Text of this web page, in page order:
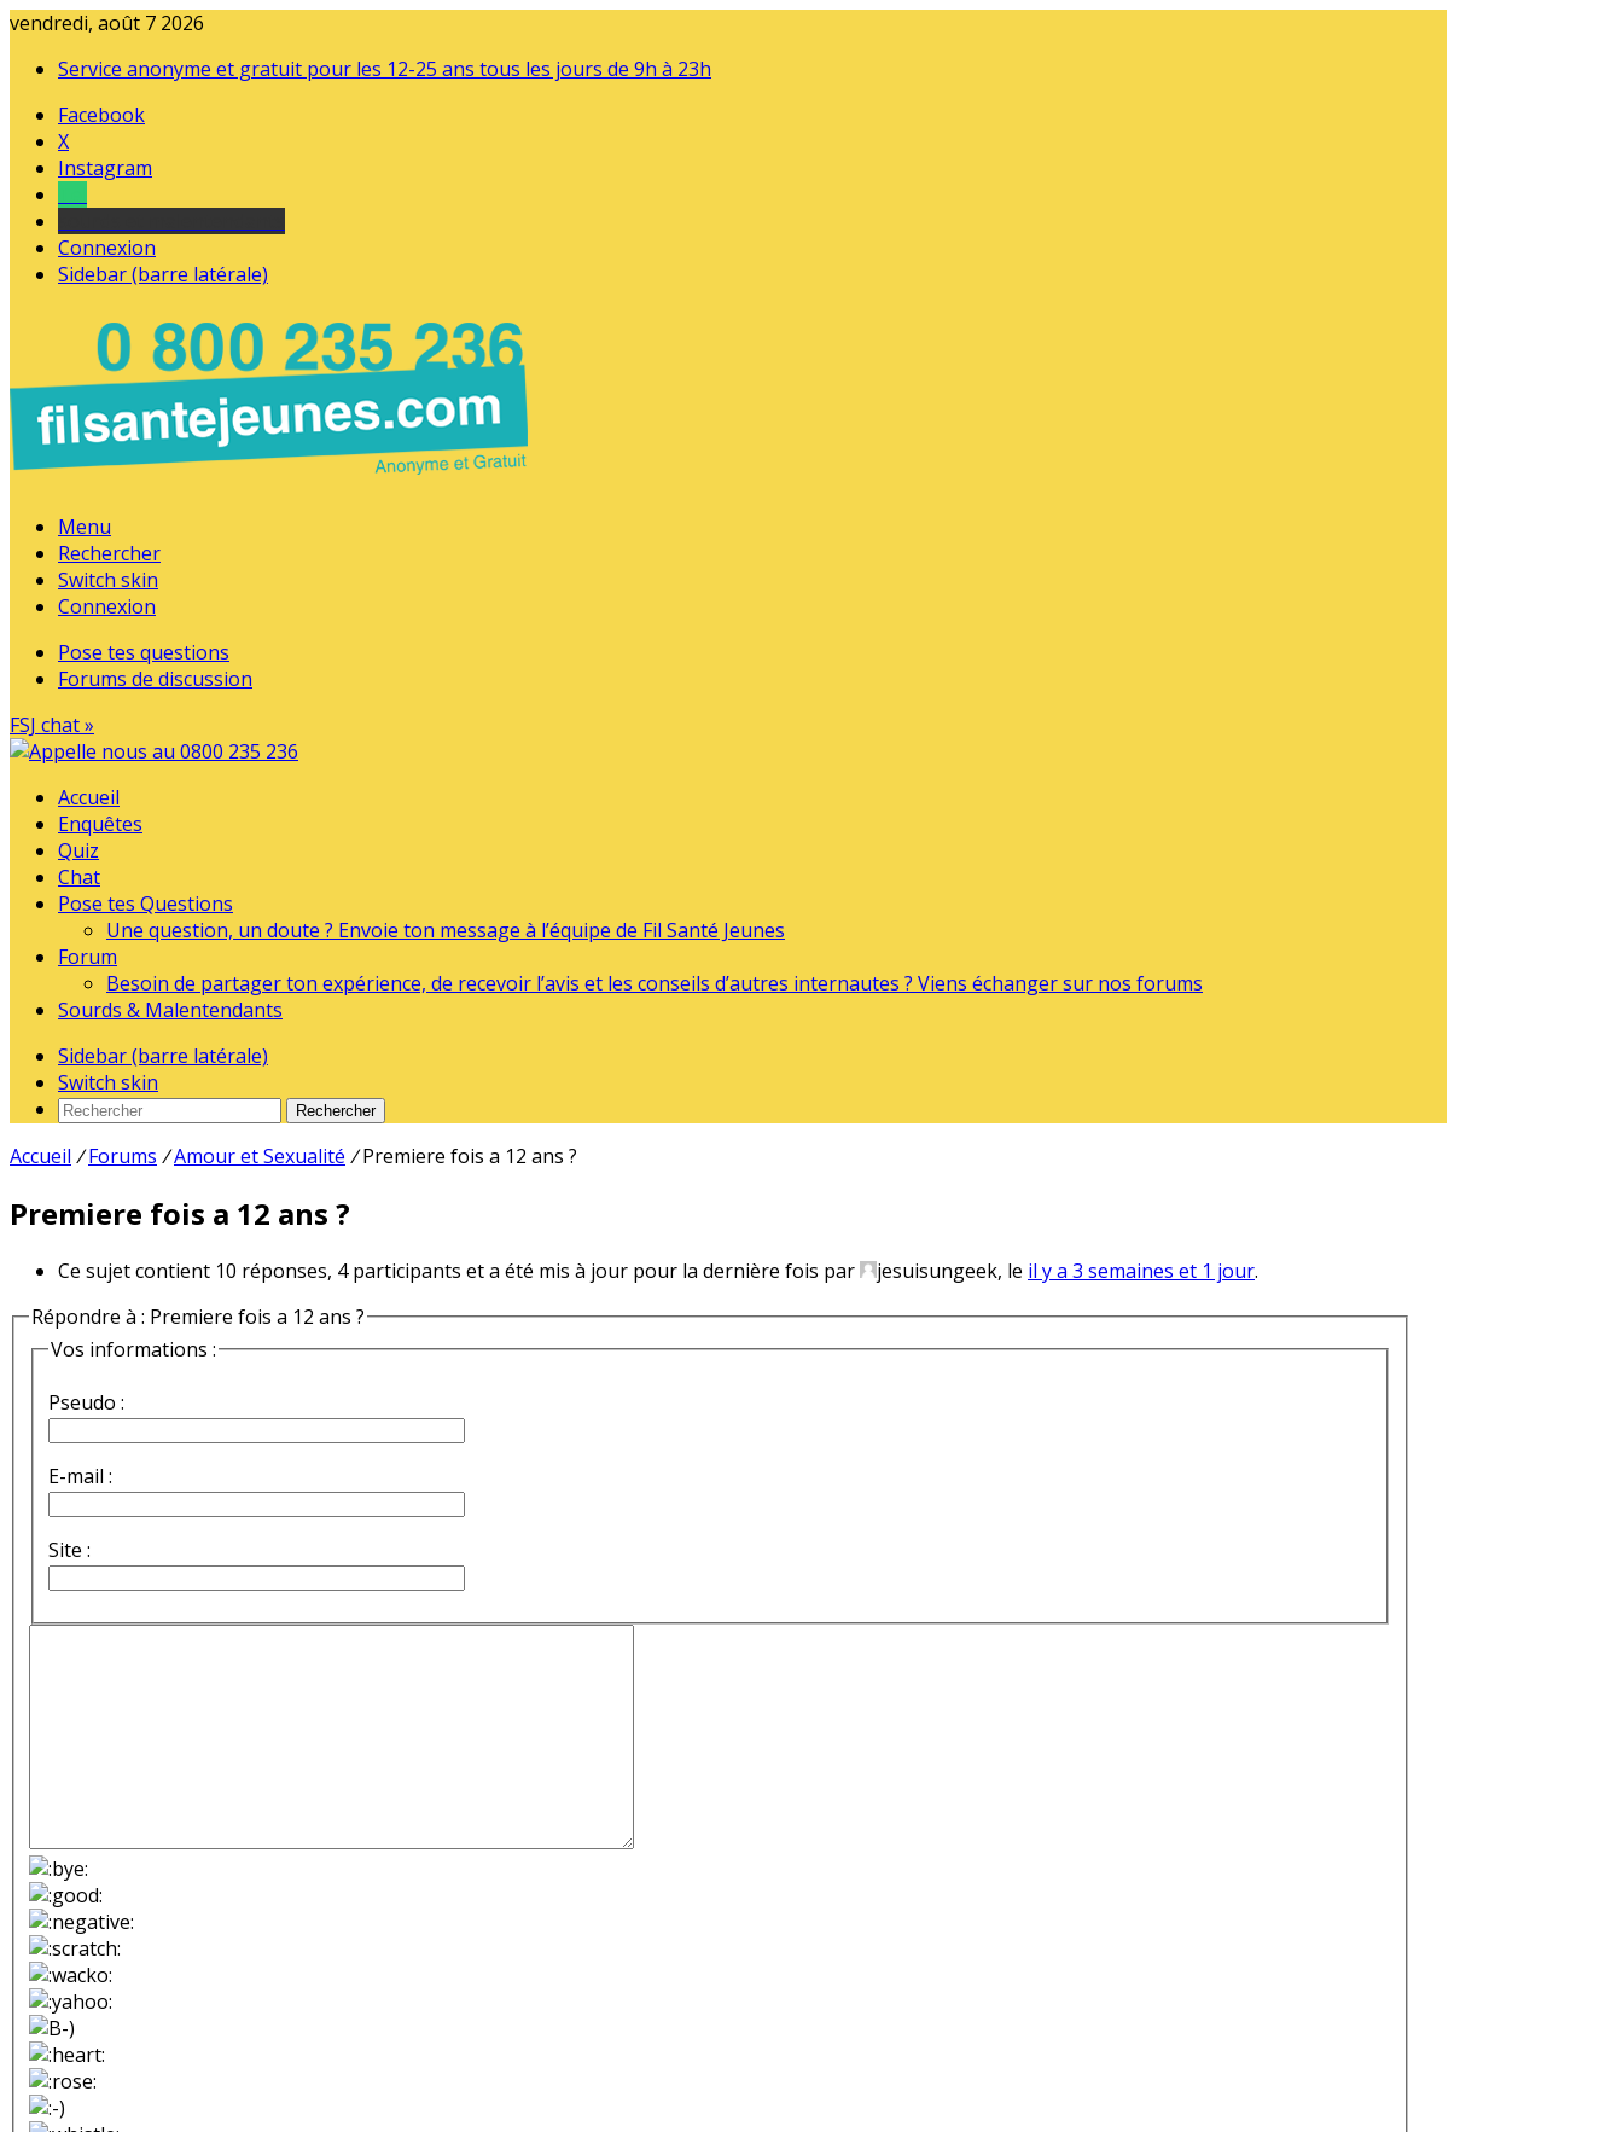
vendredi, août 7 2026
Service anonyme et gratuit pour les 12-25 ans tous les jours de 9h à 23h
Facebook
X
Instagram
Connexion
Sidebar (barre latérale)
Menu
Rechercher
Switch skin
Connexion
Pose tes questions
Forums de discussion
FSJ chat »
Accueil
Enquêtes
Quiz
Chat
Pose tes Questions
Une question, un doute ? Envoie ton message à l’équipe de Fil Santé Jeunes
Forum
Besoin de partager ton expérience, de recevoir l’avis et les conseils d’autres internautes ? Viens échanger sur nos forums
Sourds & Malentendants
Sidebar (barre latérale)
Switch skin
Rechercher
Accueil / Forums /Amour et Sexualité / Premiere fois a 12 ans ?
Premiere fois a 12 ans ?
Ce sujet contient 10 réponses, 4 participants et a été mis à jour pour la dernière fois par jesuisungeek, le il y a 3 semaines et 1 jour.
Répondre à : Premiere fois a 12 ans ?
Vos informations :
Pseudo :
E-mail :
Site :